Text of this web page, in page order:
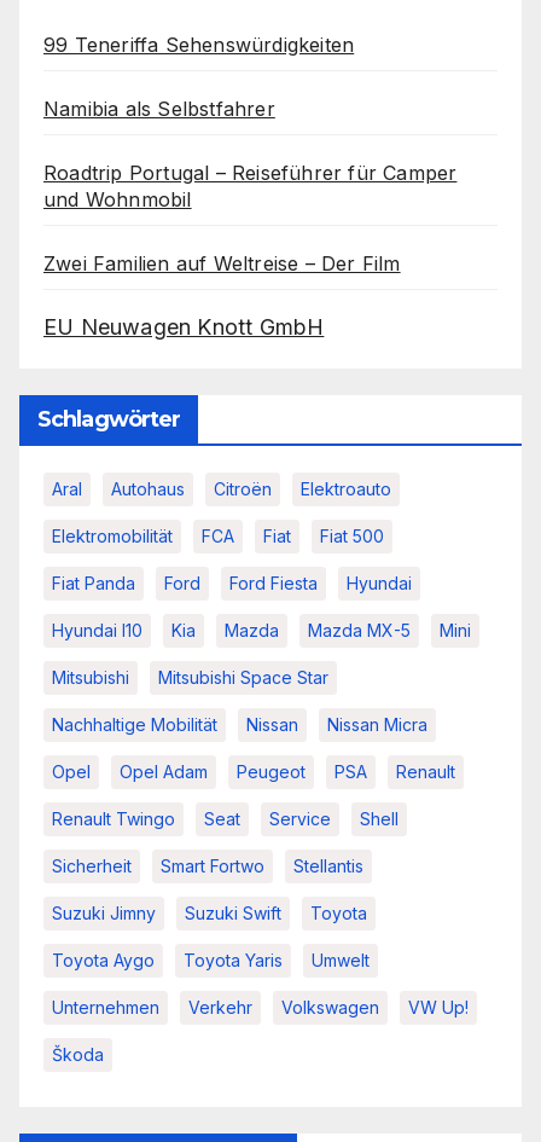
99 Teneriffa Sehenswürdigkeiten
Namibia als Selbstfahrer
Roadtrip Portugal – Reiseführer für Camper
und Wohnmobil
Zwei Familien auf Weltreise – Der Film
EU Neuwagen Knott GmbH
Schlagwörter
Aral Autohaus Citroën Elektroauto
Elektromobilität FCA Fiat Fiat 500
Fiat Panda Ford Ford Fiesta Hyundai
Hyundai I10 Kia Mazda Mazda MX-5 Mini
Mitsubishi Mitsubishi Space Star
Nachhaltige Mobilität Nissan Nissan Micra
Opel Opel Adam Peugeot PSA Renault
Renault Twingo Seat Service Shell
Sicherheit Smart Fortwo Stellantis
Suzuki Jimny Suzuki Swift Toyota
Toyota Aygo Toyota Yaris Umwelt
Unternehmen Verkehr Volkswagen VW Up!
Škoda